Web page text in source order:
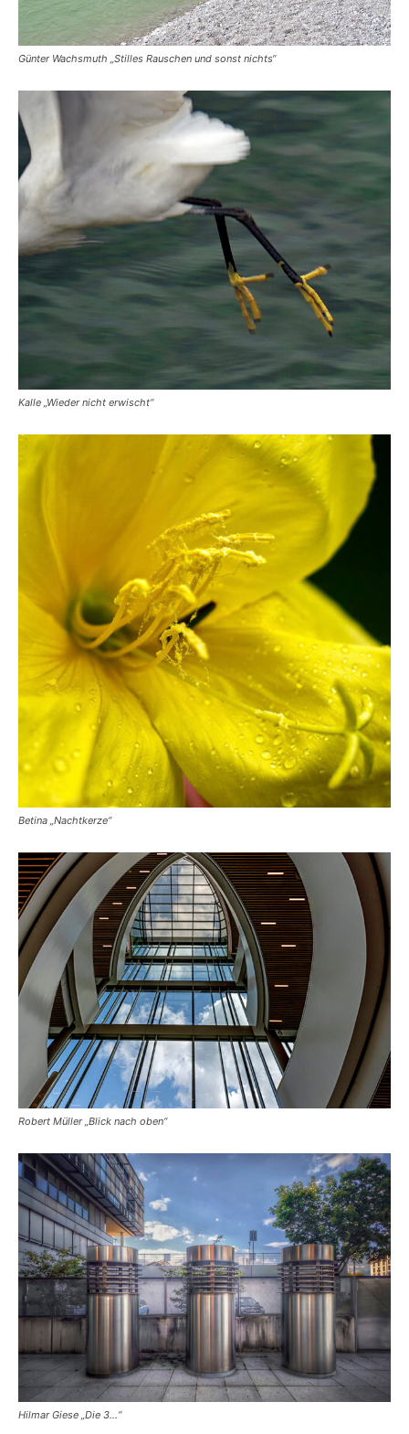
Günter Wachsmuth „Stilles Rauschen und sonst nichts“
Kalle „Wieder nicht erwischt“
Betina „Nachtkerze“
Robert Müller „Blick nach oben“
Hilmar Giese „Die 3…“